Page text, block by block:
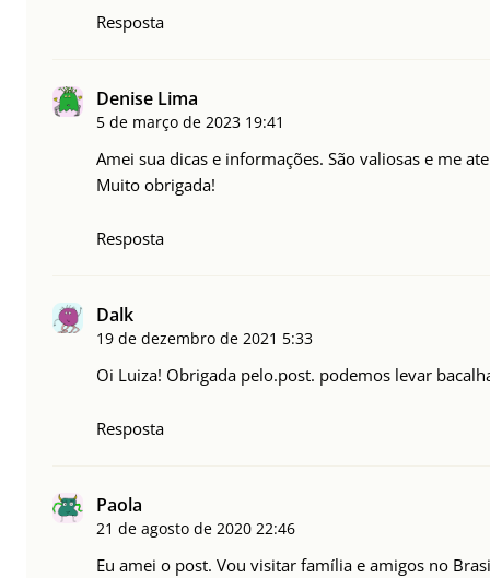
Resposta
Denise Lima
5 de março de 2023 19:41
Amei sua dicas e informações. São valiosas e me
Muito obrigada!
Resposta
Dalk
19 de dezembro de 2021 5:33
Oi Luiza! Obrigada pelo.post. podemos levar
Resposta
Paola
21 de agosto de 2020 22:46
Eu amei o post. Vou visitar família e amigos no